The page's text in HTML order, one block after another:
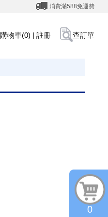
消費滿588免運費
購物車(0) | 註冊 查訂單
0